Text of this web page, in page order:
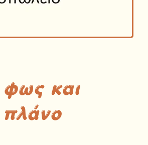
και